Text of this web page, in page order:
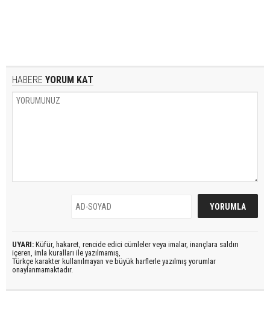
HABERE YORUM KAT
UYARI: Küfür, hakaret, rencide edici cümleler veya imalar, inançlara saldırı
içeren, imla kuralları ile yazılmamış,
Türkçe karakter kullanılmayan ve büyük harflerle yazılmış yorumlar
onaylanmamaktadır.